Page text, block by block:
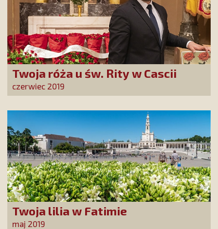
Twoja róża u św. Rity w Cascii
czerwiec 2019
Twoja lilia w Fatimie
maj 2019